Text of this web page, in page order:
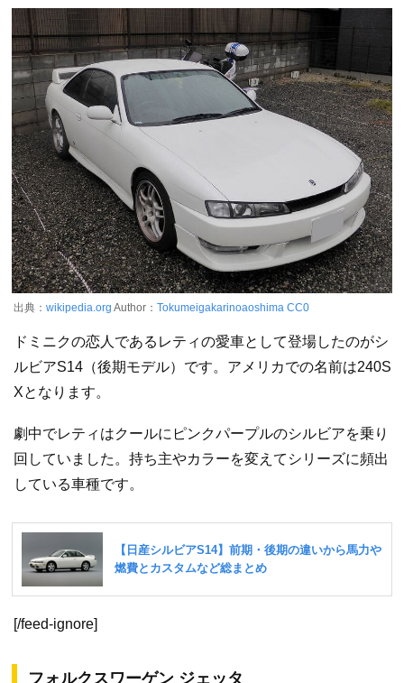
出典： wikipedia.org Author： Tokumeigakarinoaoshima CC0
ドミニクの恋人であるレティの愛車として登場したのがシ
ルビアS14（後期モデル）です。アメリカでの名前は240S
Xとなります。
劇中でレティはクールにピンクパープルのシルビアを乗り
回していました。持ち主やカラーを変えてシリーズに頻出
している車種です。
[/feed-ignore]
フォルクスワーゲン ジェッタ